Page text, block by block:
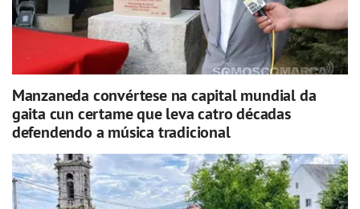
Manzaneda convértese na capital mundial da
gaita cun certame que leva catro décadas
defendendo a música tradicional